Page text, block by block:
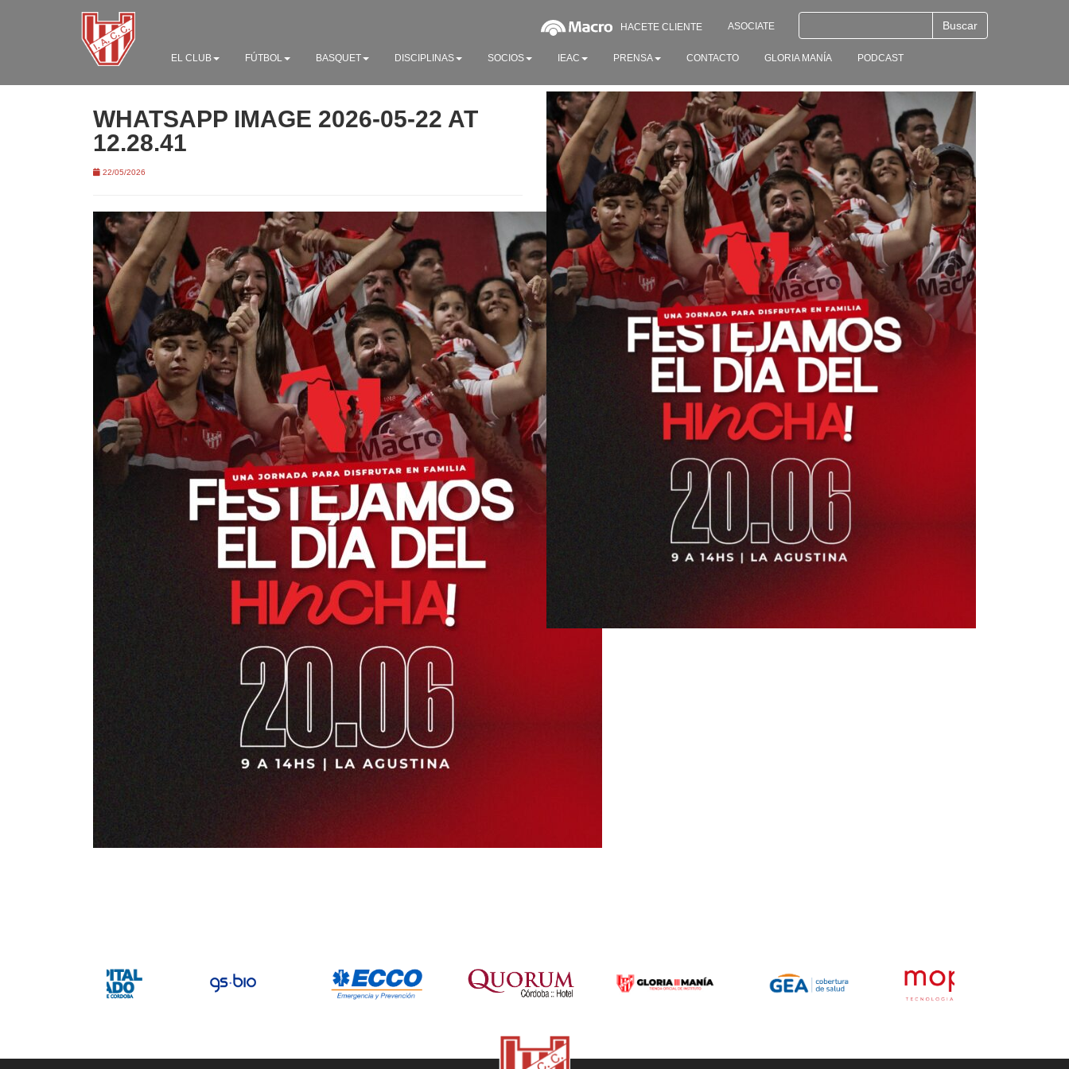
HACETE CLIENTE ASOCIATE
EL CLUB FÚTBOL BASQUET DISCIPLINAS SOCIOS IEAC PRENSA CONTACTO GLORIA MANÍA PODCAST
WHATSAPP IMAGE 2026-05-22 AT
12.28.41
22/05/2026